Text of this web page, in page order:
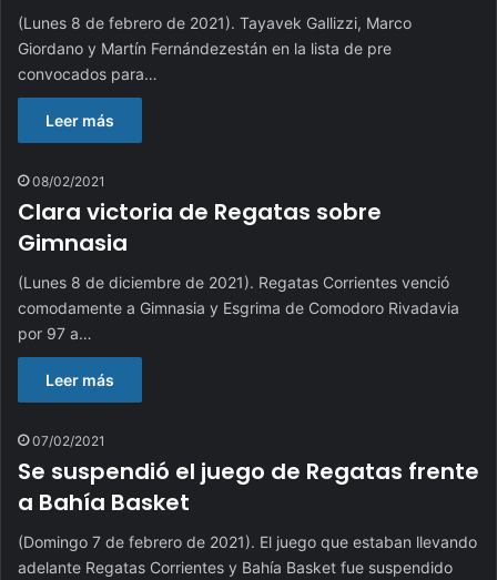
(Lunes 8 de febrero de 2021). Tayavek Gallizzi, Marco
Giordano y Martín Fernándezestán en la lista de pre
convocados para…
Leer más
08/02/2021
Clara victoria de Regatas sobre
Gimnasia
(Lunes 8 de diciembre de 2021). Regatas Corrientes venció
comodamente a Gimnasia y Esgrima de Comodoro Rivadavia
por 97 a…
Leer más
07/02/2021
Se suspendió el juego de Regatas frente
a Bahía Basket
(Domingo 7 de febrero de 2021). El juego que estaban llevando
adelante Regatas Corrientes y Bahía Basket fue suspendido